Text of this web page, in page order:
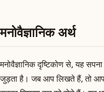
मनोवैज्ञानिक अर्थ
मनोवैज्ञानिक दृष्टिकोण से, यह
जुड़ता है। जब आप लिखते हैं, तो आप